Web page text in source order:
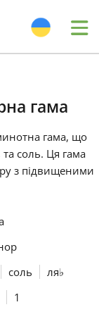
гама
гама, що
та соль. Ця гама
з підвищеними
соль ля♭
1